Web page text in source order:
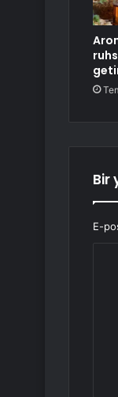
Bir
E-